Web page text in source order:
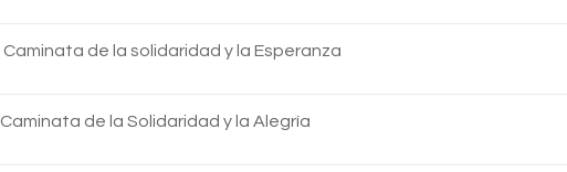
Caminata de la solidaridad y la Esperanza
Caminata de la Solidaridad y la Alegría